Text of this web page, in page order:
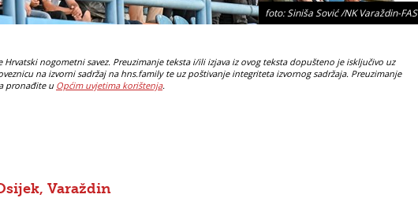
foto: Siniša Sović /NK Varaždin-FAS
nogometni savez. Preuzimanje teksta i/ili izjava iz ovog teksta dopušteno je isključivo uz
na izvorni sadržaj na hns.family te uz poštivanje integriteta izvornog sadržaja. Preuzimanje
pronađite u Općim uvjetima korištenja.
Varaždin